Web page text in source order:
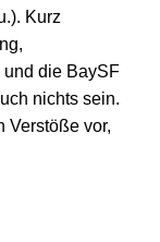
Kurz
und die BaySF
nichts sein.
Verstöße vor,